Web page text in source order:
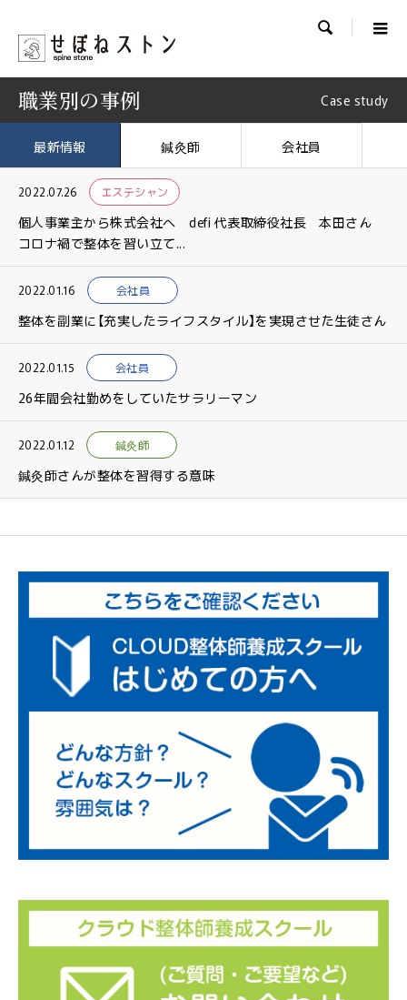

職業別の事例 Case study
最新情報 鍼灸師 会社員
2022.07.26 エステシャン
個人事業主から株式会社へ defi 代表取締役社長 本田さん
コロナ禍で整体を習い立て...
2022.01.16 会社員
整体を副業に【充実したライフスタイル】を実現させた生徒さん
2022.01.15 会社員
26年間会社勤めをしていたサラリーマン
2022.01.12 鍼灸師
鍼灸師さんが整体を習得する意味